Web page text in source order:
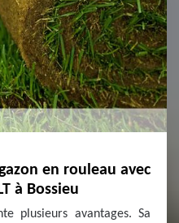
en rouleau avec
à Bossieu
plusieurs avantages. Sa